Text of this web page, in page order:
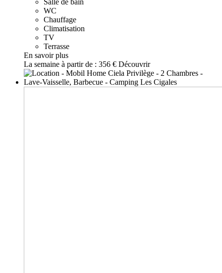
Salle de bain
WC
Chauffage
Climatisation
TV
Terrasse
En savoir plus
La semaine à partir de : 356 € Découvrir